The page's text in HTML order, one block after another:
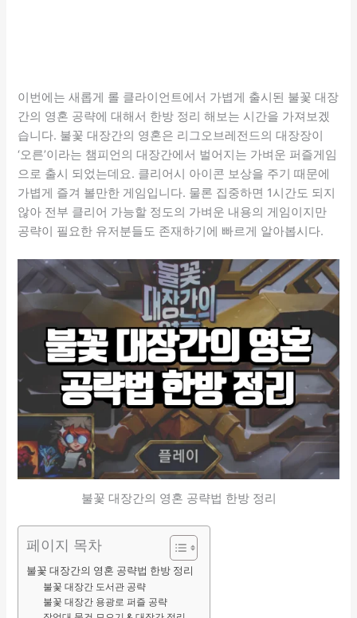
이번에는 새롭게 롤 클라이언트에서 가볍게 출시된 불꽃 대장
간의 영혼 공략에 대해서 한방 정리 해보는 시간을 가져보겠
습니다. 불꽃 대장간의 영혼은 리그오브레전드의 대장장이
‘오른’이라는 챔피언의 대장간에서 벌어지는 가벼운 퍼즐게임
으로 출시 되었는데요. 클리어시 아이콘 보상을 주기 때문에
가볍게 즐겨 볼만한 게임입니다. 물론 집중하면 1시간도 되지
않아 전부 클리어 가능할 정도의 가벼운 내용의 게임이지만
공략이 필요한 유저분들도 존재하기에 빠르게 알아봅시다.
불꽃 대장간의 영혼 공략법 한방 정리
페이지 목차
불꽃 대장간의 영혼 공략법 한방 정리
불꽃 대장간 도서관 공략
불꽃 대장간 용광로 퍼즐 공략